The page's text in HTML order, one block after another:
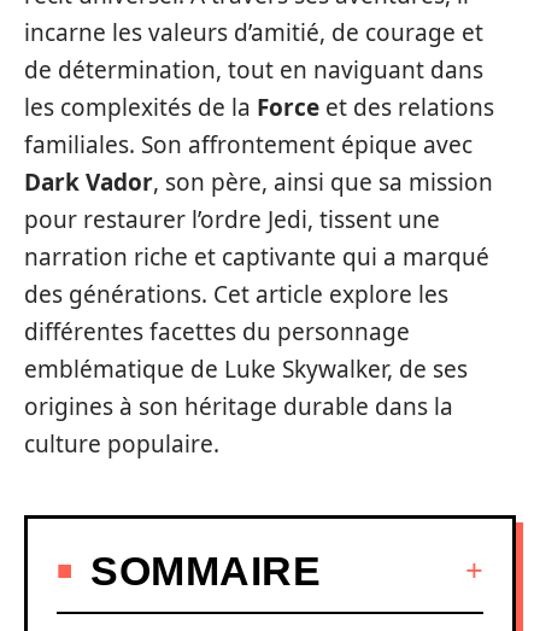
incarne les valeurs d’amitié, de courage et
de détermination, tout en naviguant dans
les complexités de la Force et des relations
familiales. Son affrontement épique avec
Dark Vador, son père, ainsi que sa mission
pour restaurer l’ordre Jedi, tissent une
narration riche et captivante qui a marqué
des générations. Cet article explore les
différentes facettes du personnage
emblématique de Luke Skywalker, de ses
origines à son héritage durable dans la
culture populaire.
SOMMAIRE